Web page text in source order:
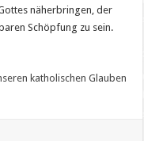
näherbringen, der
Schöpfung zu sein.
katholischen Glauben